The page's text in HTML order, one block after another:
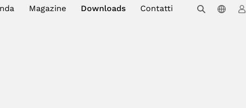
Magazine Downloads Contatti